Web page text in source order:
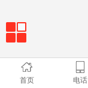
首页 电话